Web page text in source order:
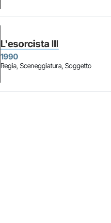
L'esorcista III
1990
Regia, Sceneggiatura, Soggetto